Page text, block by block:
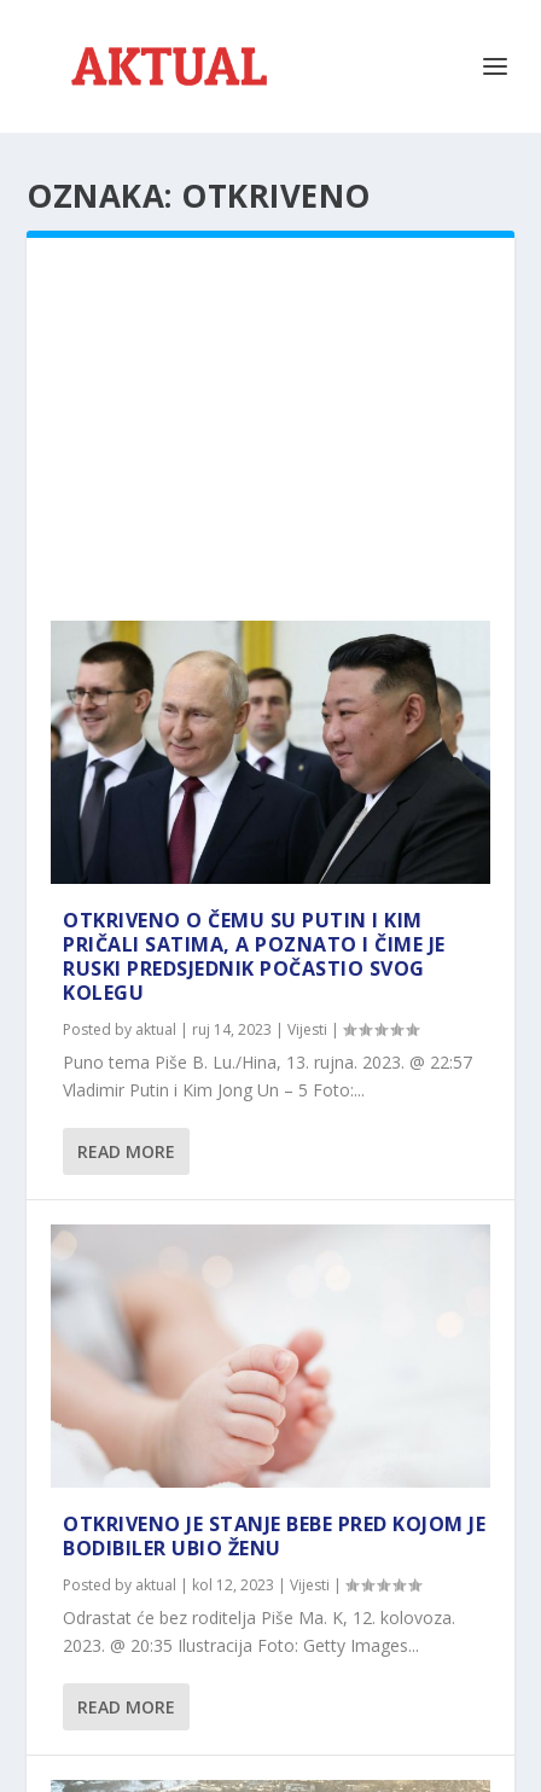
OZNAKA: OTKRIVENO
OTKRIVENO O ČEMU SU PUTIN I KIM
PRIČALI SATIMA, A POZNATO I ČIME JE
RUSKI PREDSJEDNIK POČASTIO SVOG
KOLEGU
Posted by aktual | ruj 14, 2023 |Vijesti |
Puno tema Piše B. Lu./Hina, 13. rujna. 2023. @ 22:57
Vladimir Putin i Kim Jong Un – 5 Foto:...
READ MORE
OTKRIVENO JE STANJE BEBE PRED KOJOM JE
BODIBILER UBIO ŽENU
Posted by aktual | kol 12, 2023 |Vijesti |
Odrastat će bez roditelja Piše Ma. K, 12. kolovoza.
2023. @ 20:35 Ilustracija Foto: Getty Images...
READ MORE